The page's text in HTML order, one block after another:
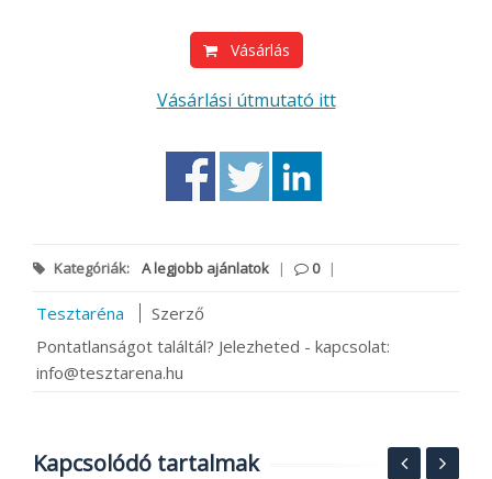
Vásárlás
Vásárlási útmutató itt
Kategóriák: A legjobb ajánlatok | 0 |
Tesztaréna
Szerző
Pontatlanságot találtál? Jelezheted - kapcsolat:
info@tesztarena.hu
Kapcsolódó tartalmak